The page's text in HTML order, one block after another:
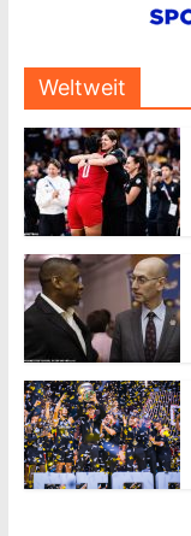
Weltweit